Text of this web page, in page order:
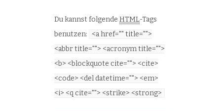
Du kannst folgende HTML-Tags
benutzen:
<a href="" title="">
<abbr title=""> <acronym title="">
<b> <blockquote cite=""> <cite>
<code> <del datetime=""> <em>
<i> <q cite=""> <strike> <strong>